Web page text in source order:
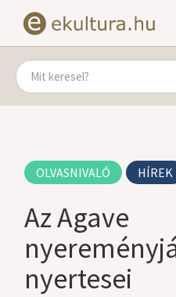
OLVASNIVALÓ HÍREK
Az Agave
nyertesei